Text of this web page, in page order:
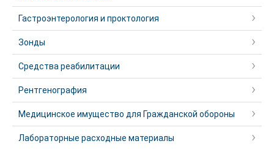
Гастроэнтерология и проктология
Зонды
Средства реабилитации
Рентгенография
Медицинское имущество для Гражданской обороны
Лабораторные расходные материалы